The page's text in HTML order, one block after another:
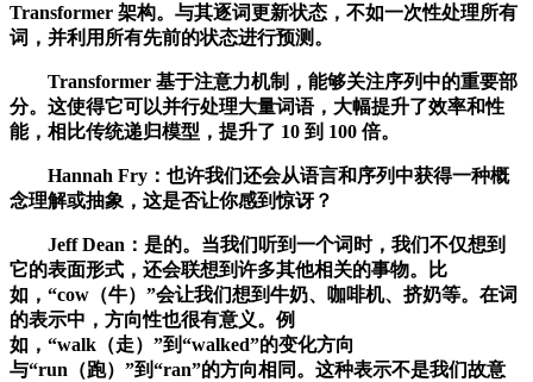
Transformer 架构。与其逐词更新状态，不如一次性处理所有
词，并利用所有先前的状态进行预测。
Transformer 基于注意力机制，能够关注序列中的重要部
分。这使得它可以并行处理大量词语，大幅提升了效率和性
能，相比传统递归模型，提升了 10 到 100 倍。
Hannah Fry：也许我们还会从语言和序列中获得一种概
念理解或抽象，这是否让你感到惊讶？
Jeff Dean：是的。当我们听到一个词时，我们不仅想到
它的表面形式，还会联想到许多其他相关的事物。比
如，“cow（牛）”会让我们想到牛奶、咖啡机、挤奶等。在词
的表示中，方向性也很有意义。例
如，“walk（走）”到“walked”的变化方向
与“run（跑）”到“ran”的方向相同。这种表示不是我们故意